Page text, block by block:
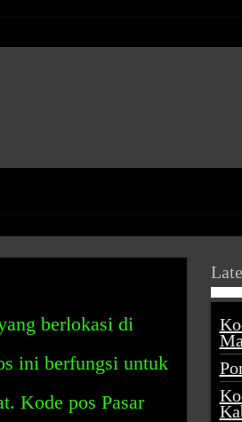
berlokasi di
ini berfungsi untuk
Kode pos Pasar